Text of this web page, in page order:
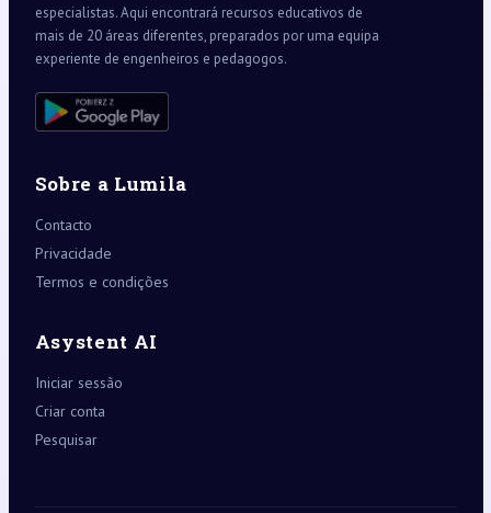
especialistas. Aqui encontrará recursos educativos de
mais de 20 áreas diferentes, preparados por uma equipa
experiente de engenheiros e pedagogos.
Sobre a Lumila
Contacto
Privacidade
Termos e condições
Asystent AI
Iniciar sessão
Criar conta
Pesquisar